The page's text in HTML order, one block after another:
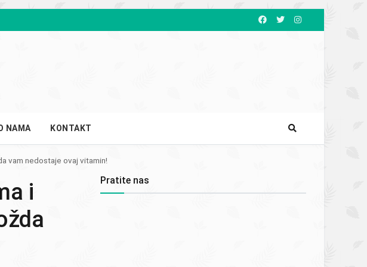
NAMA KONTAKT
vam nedostaje ovaj vitamin!
i
Pratite nas